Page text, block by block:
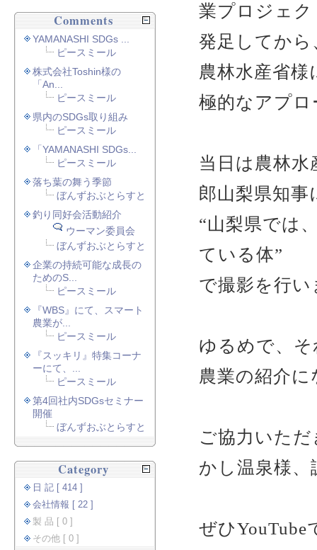
業プロジェ
発足してから
農林水産省様
極的なアプ
当日は農林
郎山梨県知
“山梨県では
ている体”
で撮影を行
ゆるめで、
農業の紹介
ご協力いた
かし温泉様
ぜひ
Comments
YAMANASHI SDGs ...
ピースミール
株式会社Toshin様の
「An...
ピースミール
県内のSDGs取り組み
ピースミール
「YAMANASHI SDGs...
ピースミール
落ち葉の舞う季節
ぼんずおぶとらすと
釣り同好会活動紹介
ウーマン委員会
ぼんずおぶとらすと
企業の持続可能な成長の
ためのS...
ピースミール
『WBS』にて、スマート
農業が...
ピースミール
『スッキリ』特集コーナ
ーにて、...
ピースミール
第4回社内SDGsセミナー
開催
ぼんずおぶとらすと
Category
日 記 [ 414 ]
会社情報 [ 22 ]
製 品 [ 0 ]
その他 [ 0 ]